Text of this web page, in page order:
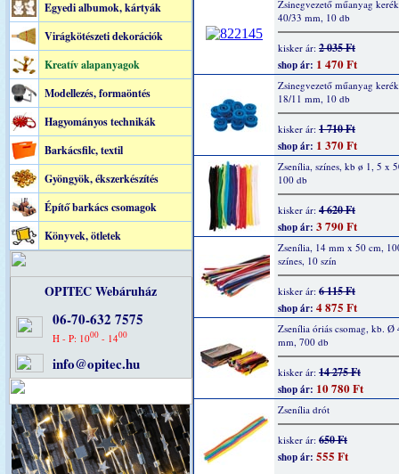
Egyedi albumok, kártyák
Virágkötészeti dekorációk
Kreatív alapanyagok
Modellezés, formaöntés
Hagyományos technikák
Barkácsfilc, textil
Gyöngyök, ékszerkészítés
Építő barkács csomagok
Könyvek, ötletek
OPITEC Webáruház
06-70-632 7575
H - P: 1000- 1400
info@opitec.hu
Zsinegvezető műanyag
40/33 mm, 10 db
kisker ár: 2 035 Ft
shop ár: 1 470 Ft
Zsinegvezető műanyag
18/11 mm, 10 db
kisker ár: 1 710 Ft
shop ár: 1 370 Ft
Zsenília, színes, kb ø 1, 5 x
100 db
kisker ár: 4 620 Ft
shop ár: 3 790 Ft
Zsenília, 14 mm x 50 cm,
színes, 10 szín
kisker ár: 6 115 Ft
shop ár: 4 875 Ft
Zsenília óriás csomag, kb. Ø
mm, 700 db
kisker ár: 14 275 Ft
shop ár: 10 780 Ft
Zsenília drót
kisker ár: 650 Ft
shop ár: 555 Ft